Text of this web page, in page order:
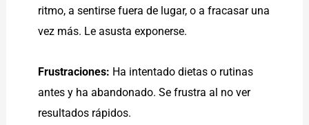
ritmo, a sentirse fuera de lugar, o a fracasar una
vez más. Le asusta exponerse.
Frustraciones: Ha intentado dietas o rutinas
antes y ha abandonado. Se frustra al no ver
resultados rápidos.